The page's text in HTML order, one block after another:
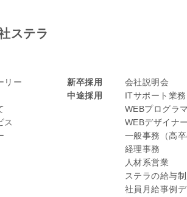
ステラ
リー
ス
新卒採用
中途採用
会社説明会
ITサポート業務
WEBプログラ
WEBデザイナー
一般事務（高卒
経理事務
人材系営業
ステラの給与
社員月給事例